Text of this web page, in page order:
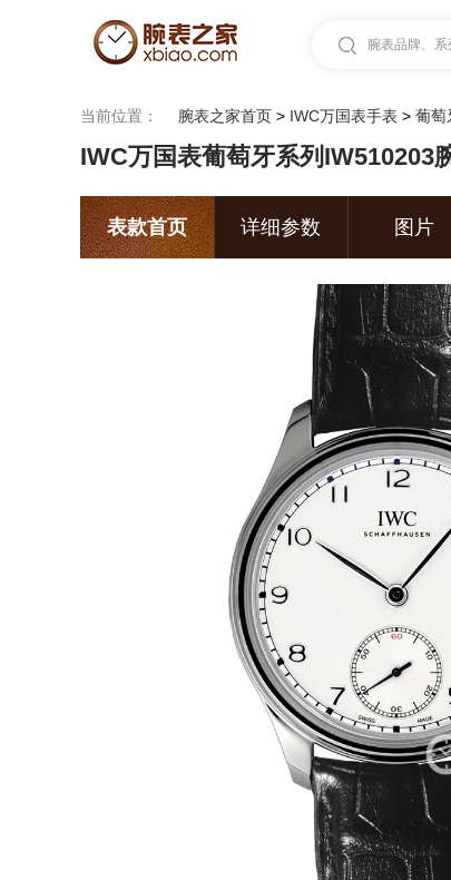
腕表品牌、
当前位置： 腕表之家首页 > IWC万国表手表 > 葡萄
IWC万国表葡萄牙系列IW510203
表款首页 详细参数 图片